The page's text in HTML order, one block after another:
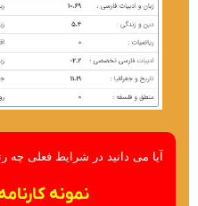
آیا می دانید در شرایط فعلی چه
نمونه